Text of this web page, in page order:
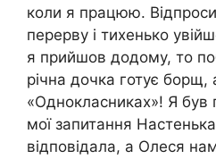
коли я працюю.
перерву і тихенько
я прийшов додому, то
річна дочка готує
«Однокласниках»! Я був
мої запитання
відповідала, а Олеся